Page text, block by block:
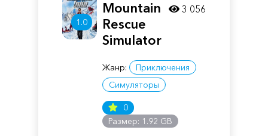
1.0
Mountain
Rescue
Simulator
Жанр:
Приключения
Симуляторы
0
Размер: 1.92 GB
3 056